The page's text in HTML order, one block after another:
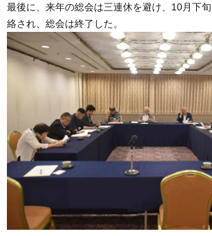
最後に、来年の総会は三連休を避け、10月下
絡され、総会は終了した。